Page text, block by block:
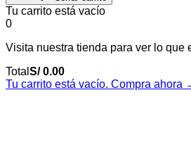
Tu carrito está vacío
0
Visita nuestra tienda para ver lo que
Total S/0.00
Tu carrito está vacío. Compra ahora